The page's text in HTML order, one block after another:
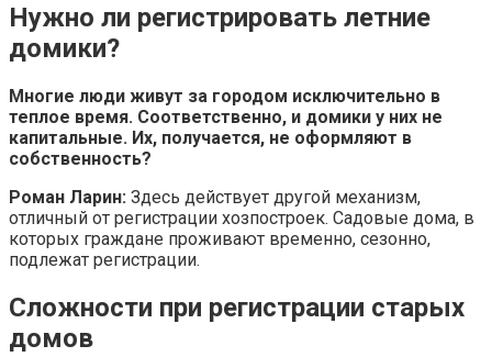
Нужно ли регистрировать летние
домики?
Многие люди живут за городом исключительно в
теплое время. Соответственно, и домики у них не
капитальные. Их, получается, не оформляют в
собственность?
Роман Ларин: Здесь действует другой механизм,
отличный от регистрации хозпостроек. Садовые дома, в
которых граждане проживают временно, сезонно,
подлежат регистрации.
Сложности при регистрации старых
домов